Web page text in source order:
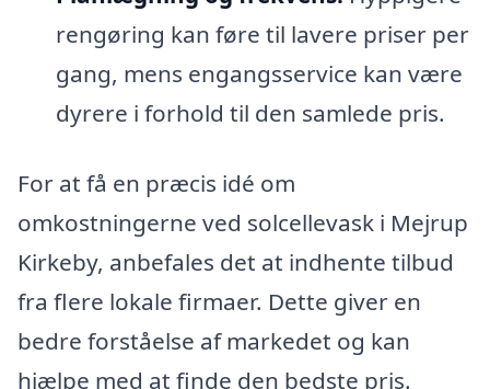
rengøring kan føre til lavere priser per
gang, mens engangsservice kan være
dyrere i forhold til den samlede pris.
For at få en præcis idé om
omkostningerne ved solcellevask i Mejrup
Kirkeby, anbefales det at indhente tilbud
fra flere lokale firmaer. Dette giver en
bedre forståelse af markedet og kan
hjælpe med at finde den bedste pris.